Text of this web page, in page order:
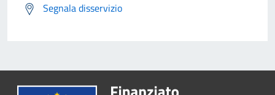
Segnala disservizio